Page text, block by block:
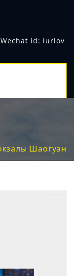
Wechat id: iurlov
Шаогуан